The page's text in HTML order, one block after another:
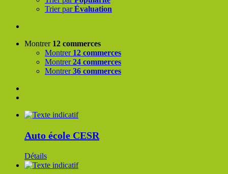
Trier parÉvaluation
Montrer 12 commerces
Montrer 12 commerces
Montrer24 commerces
Montrer36 commerces
Auto école CESR
Détails